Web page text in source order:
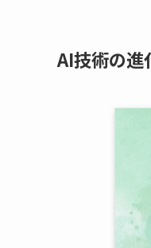
AI技術の進